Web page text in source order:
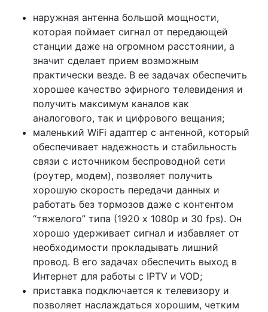
наружная антенна большой мощности,
которая поймает сигнал от передающей
станции даже на огромном расстоянии, а
значит сделает прием возможным
практически везде. В ее задачах обеспечить
хорошее качество эфирного телевидения и
получить максимум каналов как
аналогового, так и цифрового вещания;
маленький WiFi адаптер с антенной, который
обеспечивает надежность и стабильность
связи с источником беспроводной сети
(роутер, модем), позволяет получить
хорошую скорость передачи данных и
работать без тормозов даже с контентом
“тяжелого” типа (1920 х 1080p и 30 fps). Он
хорошо удерживает сигнал и избавляет от
необходимости прокладывать лишний
провод. В его задачах обеспечить выход в
Интернет для работы с IPTV и VOD;
приставка подключается к телевизору и
позволяет наслаждаться хорошим, четким